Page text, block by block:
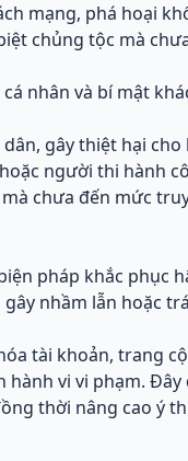
mạng, phá hoại
chủng tộc mà
nhân và bí mật
gây thiệt hại
người thi hành
chưa đến mức
pháp khắc phục
nhầm lẫn hoặc
tài khoản, trang
vi vi phạm. Đây
thời nâng cao ý